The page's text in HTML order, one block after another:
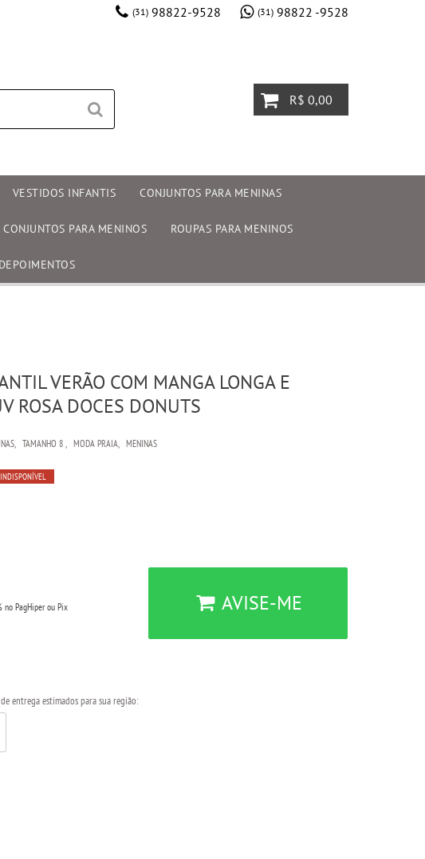
(31)98822-9528 (31)98822 -9528
R$ 0,00
VESTIDOS INFANTIS CONJUNTOS PARA MENINAS
CONJUNTOS PARA MENINOS ROUPAS PARA MENINOS
DEPOIMENTOS
VERÃO COM MANGA LONGA E
ROSA DOCES DONUTS
TAMANHO 8 MODA PRAIA
MENINAS
no PagHiper ou Pix
AVISE-ME
entrega estimados para sua região: